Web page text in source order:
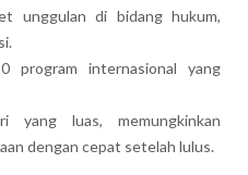
unggulan di bidang hukum,
program internasional yang
yang luas, memungkinkan
dengan cepat setelah lulus.